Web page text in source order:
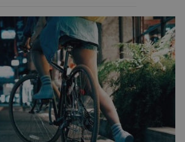
z Českého
ústavu FF UK řekla, že je
vykopaných předmětů.
není moc času na
Necháváme si na to tedy